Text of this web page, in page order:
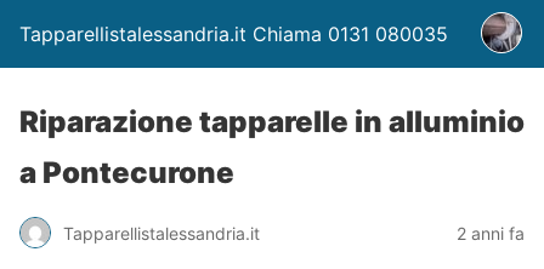
Tapparellistalessandria.it Chiama 0131 080035
Riparazione tapparelle in alluminio
a Pontecurone
Tapparellistalessandria.it 2 anni fa